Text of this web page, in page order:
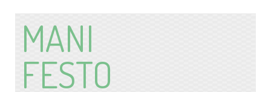
MANI
FESTO